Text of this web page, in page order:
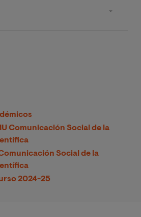
Comunicación Social de la
Social de la
2024-25